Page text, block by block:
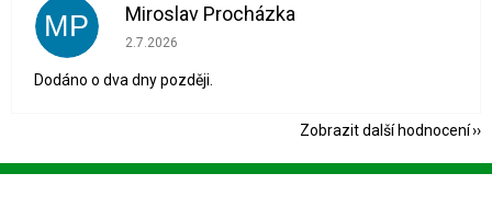
MP Miroslav Procházka
Hodnocení obchodu je 1 z 5 hvězdiček.
2.7.2026
Dodáno o dva dny později.
Zobrazit další hodnocení
Z